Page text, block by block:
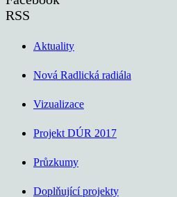
RSS
Aktuality
Nová Radlická radiála
Vizualizace
Projekt DÚR 2017
Průzkumy
Doplňující projekty